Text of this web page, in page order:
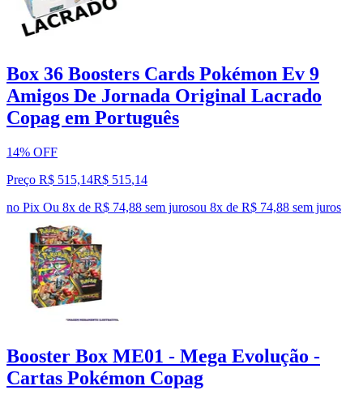
Box 36 Boosters Cards Pokémon Ev 9
Amigos De Jornada Original Lacrado
Copag em Português
14% OFF
Preço R$ 515,14R$ 515,14
no Pix Ou 8x de R$ 74,88 sem jurosou 8x de R$ 74,88 sem juros
Booster Box ME01 - Mega Evolução -
Cartas Pokémon Copag